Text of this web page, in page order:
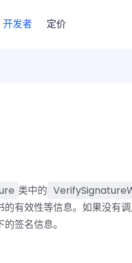
开发者 定价
类中的
有效性等信息。如果没有
签名信息。